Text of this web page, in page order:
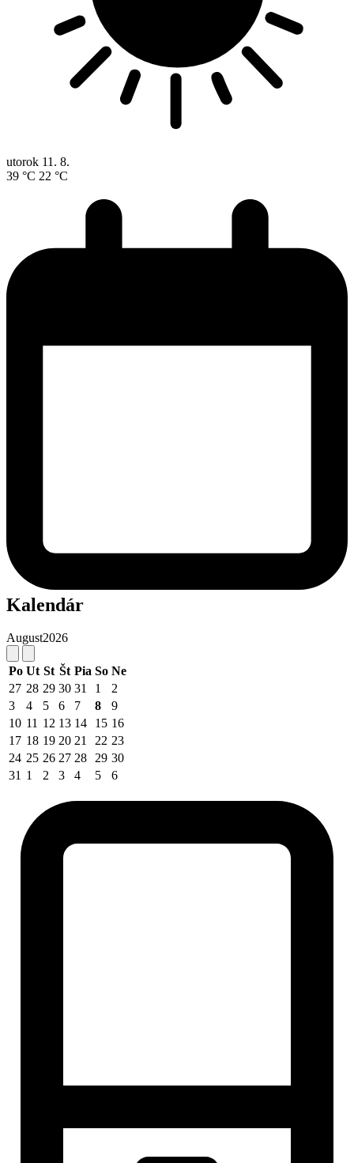
utorok 11. 8.
39 °C 22 °C
Kalendár
August2026
Po Ut St Št Pia So Ne
27 28 29 30 31 1
2
3
4 5 6 7 8
9
10 11 12 13 14 15 16
17 18 19 20 21 22 23
24 25 26 27 28 29 30
31 1 2 3 4 5 6